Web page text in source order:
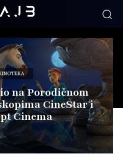
na Porodičnom
CineStar i
Cinema